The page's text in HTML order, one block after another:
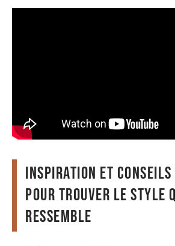
Inspiration et conseils
pour trouver le style
ressemble